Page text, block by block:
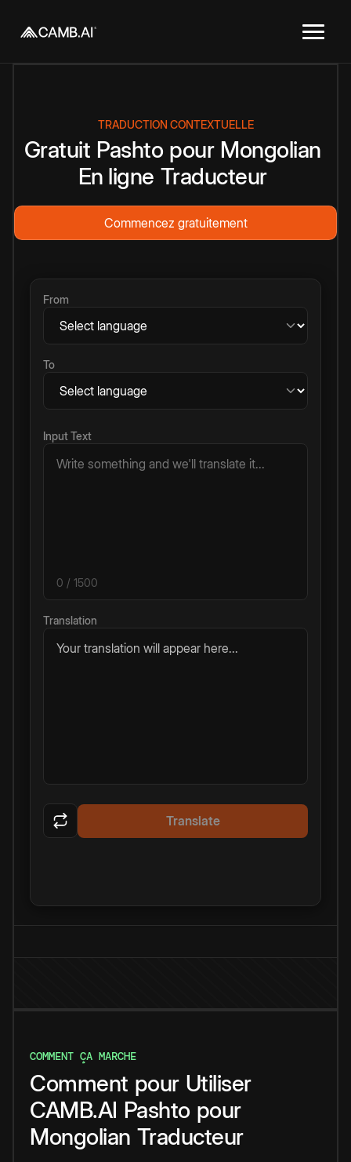
TRADUCTION CONTEXTUELLE
Gratuit Pashto pour Mongolian
En ligne Traducteur
Commencez gratuitement
From
To
Input Text
0 / 1500
Translation
Your translation will appear here...
Translate
COMMENT ÇA MARCHE
Comment pour Utiliser
CAMB.AI Pashto pour
Mongolian Traducteur